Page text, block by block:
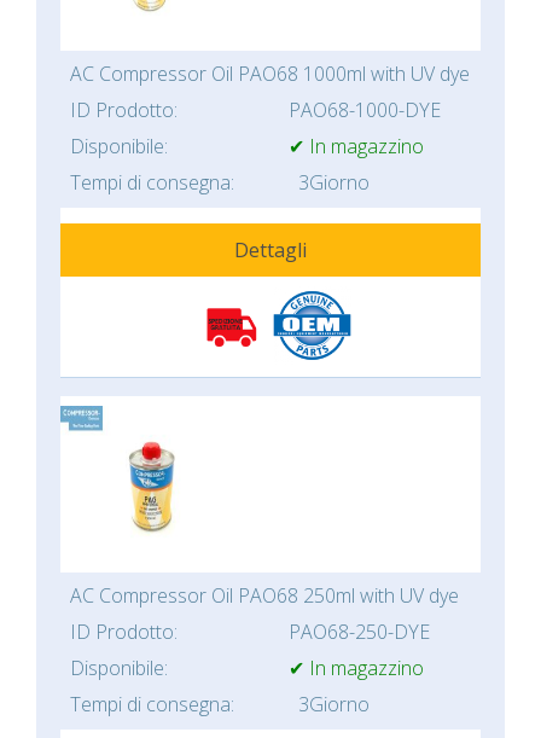
AC Compressor Oil PAO68 1000ml with UV dye
ID Prodotto:
PAO68-1000-DYE
Disponibile:
✔ In magazzino
Tempi di consegna:
3Giorno
Dettagli
AC Compressor Oil PAO68 250ml with UV dye
ID Prodotto:
PAO68-250-DYE
Disponibile:
✔ In magazzino
Tempi di consegna:
3Giorno